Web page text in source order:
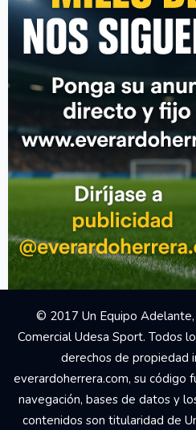
Your Add Here !!